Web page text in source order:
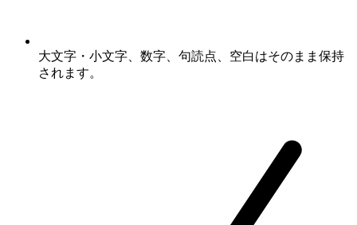
大文字・小文字、数字、句読点、空白はそのまま保持
されます。